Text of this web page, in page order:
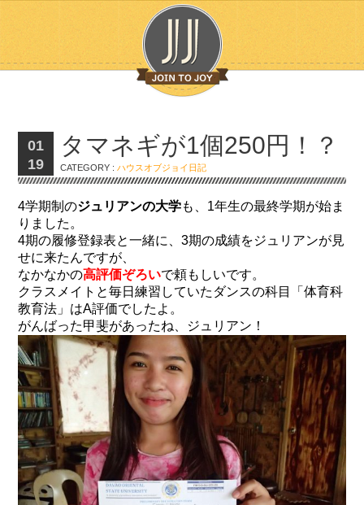
01
19
タマネギが1個250円！？
CATEGORY :ハウスオブジョイ日記
4学期制のジュリアンの大学も、1年生の最終学期が始ま
りました。
4期の履修登録表と一緒に、3期の成績をジュリアンが見
せに来たんですが、
なかなかの高評価ぞろいで頼もしいです。
クラスメイトと毎日練習していたダンスの科目「体育科
教育法」はA評価でしたよ。
がんばった甲斐があったね、ジュリアン！